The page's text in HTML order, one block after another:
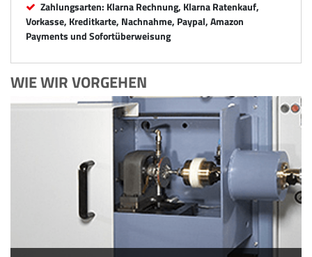
Zahlungsarten: Klarna Rechnung, Klarna Ratenkauf,
Vorkasse, Kreditkarte, Nachnahme, Paypal, Amazon
Payments und Sofortüberweisung
WIE WIR VORGEHEN